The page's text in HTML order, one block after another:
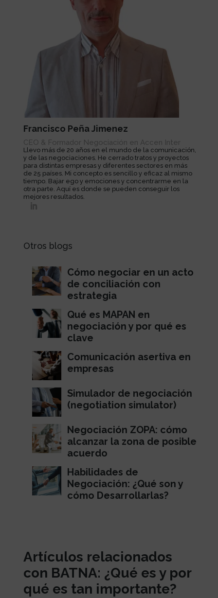
Francisco Peña Jimenez
CEO & Formador Negociación en Accen Inter
Llevo más de 20 años en el mundo de la comunicación,
y de las negociaciones. He cerrado tratos y proyectos
para distintas empresas y diferentes sectores en más
de 25 países. Mi concepto es sencillo y eficaz al mismo
tiempo. Bajar ego y emociones y concentrarme en la
otra parte. Aquí es donde se pueden conseguir los
mejores resultados.
Otros blogs
Cómo negociar en un acto
de conciliación con
estrategia
Qué es MAPAN en
negociación y por qué es
clave
Comunicación asertiva en
empresas
Simulador de negociación
(negotiation simulator)
Negociación ZOPA: cómo
alcanzar la zona de posible
acuerdo
Habilidades de
Negociación: ¿Qué son y
cómo Desarrollarlas?
Artículos relacionados
con BATNA: ¿Qué es y por
qué es tan importante?